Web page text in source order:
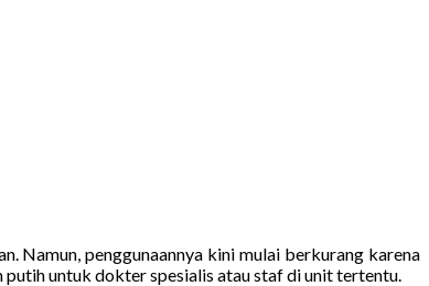
Namun, penggunaannya kini mulai berkurang karena
untuk dokter spesialis atau staf di unit tertentu.